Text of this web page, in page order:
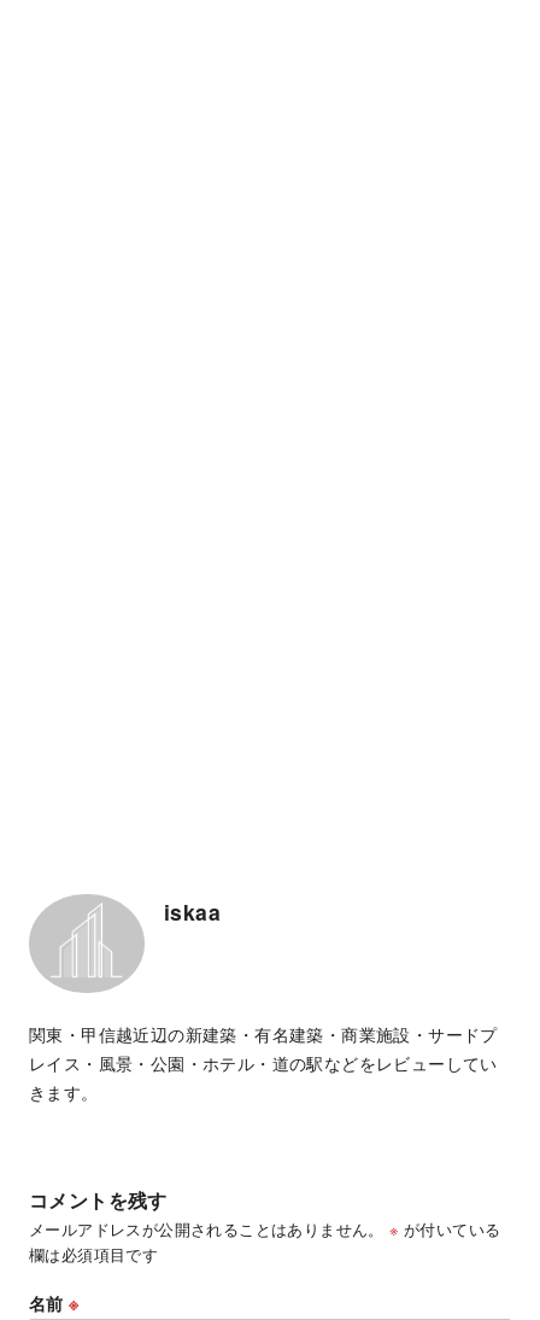
iskaa
関東・甲信越近辺の新建築・有名建築・商業施設・サードプ
レイス・風景・公園・ホテル・道の駅などをレビューしてい
きます。
コメントを残す
メールアドレスが公開されることはありません。 ※ が付いている
欄は必須項目です
名前※